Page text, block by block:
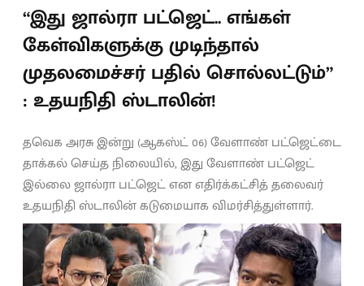
“இது ஜால்ரா பட்ஜெட்.. எங்கள்
கேள்விகளுக்கு முடிந்தால்
முதலமைச்சர் பதில் சொல்லட்டும்”
: உதயநிதி ஸ்டாலின்!
தவெக அரசு இன்று (ஆகஸ்ட் 06) வேளாண் பட்ஜெட்டை
தாக்கல் செய்த நிலையில், இது வேளாண் பட்ஜெட்
இல்லை ஜால்ரா பட்ஜெட் என எதிர்க்கட்சித் தலைவர்
உதயநிதி ஸ்டாலின் கடுமையாக விமர்சித்துள்ளார்.